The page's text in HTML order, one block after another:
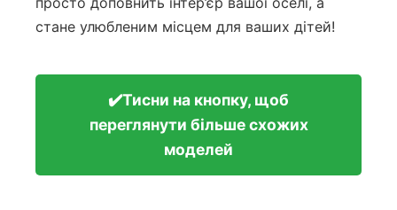
стане улюбленим місцем для ваших дітей!
✔️Тисни на кнопку, щоб
переглянути більше схожих
моделей